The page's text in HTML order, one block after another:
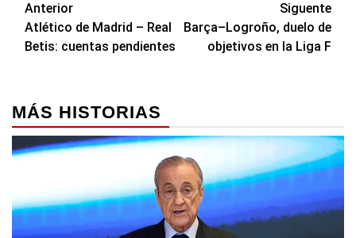
Navegación
de
Anterior
Atlético de Madrid – Real
Betis: cuentas pendientes
Siguente
Barça–Logroño, duelo de
objetivos en la Liga F
MÁS HISTORIAS